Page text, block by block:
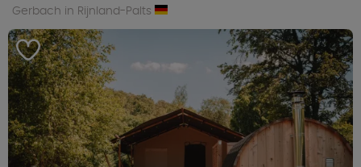
Gerbach in Rijnland-Palts